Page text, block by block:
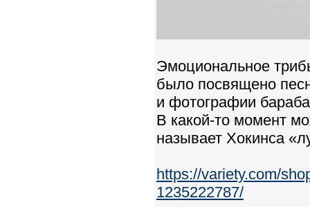
Эмоциональное
было посвящено
и фотографии
В какой-то момент
называет Хокинса
https://variety.com/
1235222787/